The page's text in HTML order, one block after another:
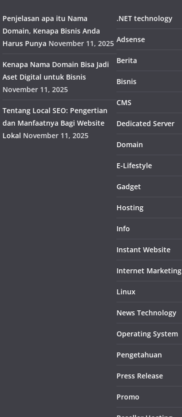
Penjelasan apa itu Nama
Domain, Kenapa Bisnis Anda
Harus Punya November 11, 2025
Kenapa Nama Domain Bisa Jadi
Aset Digital untuk Bisnis
November 11, 2025
Tentang Local SEO: Pengertian
dan Manfaatnya Bagi Website
Lokal November 11, 2025
.NET technology
Adsense
Berita
Bisnis
CMS
Dedicated Server
Domain
E-Lifestyle
Gadget
Hosting
Info
Instant Website
Internet Marketing
Linux
News Technology
Operating System
Pengetahuan
Press Release
Promo